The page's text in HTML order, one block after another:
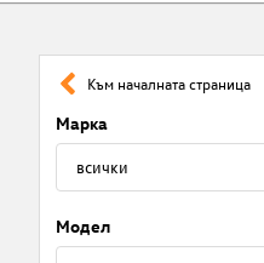
Към началната страница
Марка
Модел